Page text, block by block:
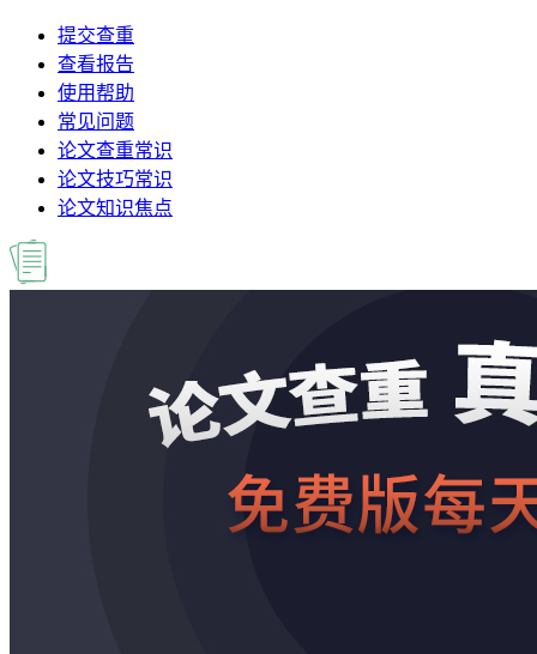
提交查重
查看报告
使用帮助
常见问题
论文查重常识
论文技巧常识
论文知识焦点